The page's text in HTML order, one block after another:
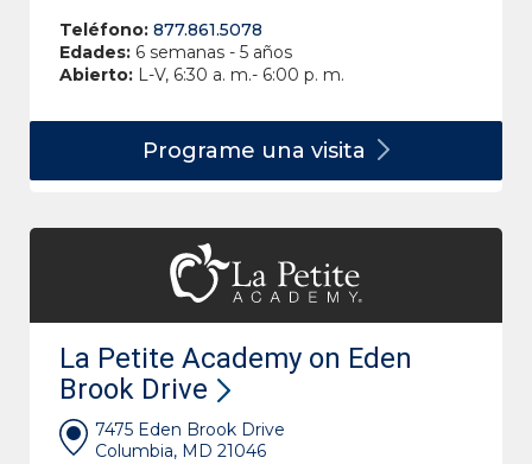
Teléfono: 877.861.5078
Edades: 6 semanas - 5 años
Abierto: L-V, 6:30 a. m.- 6:00 p. m.
Programe una visita
La Petite Academy on Eden
Brook Drive
7475 Eden Brook Drive
Columbia, MD 21046